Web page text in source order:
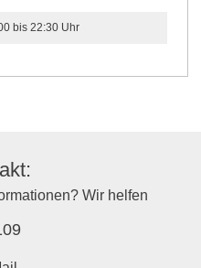
bis 22:30 Uhr
Wir helfen